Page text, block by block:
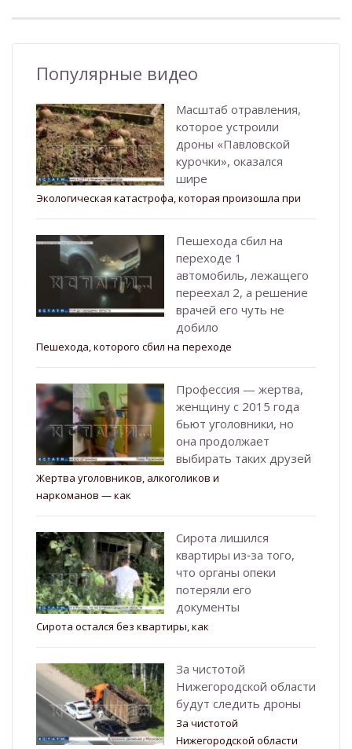
Популярные видео
Масштаб отравления,
которое устроили
дроны «Павловской
курочки», оказался
шире
Экологическая катастрофа, которая произошла при
Пешехода сбил на
переходе 1
автомобиль, лежащего
переехал 2, а решение
врачей его чуть не
добило
Пешехода, которого сбил на переходе
Профессия — жертва,
женщину с 2015 года
бьют уголовники, но
она продолжает
выбирать таких друзей
Жертва уголовников, алкоголиков и
наркоманов — как
Сирота лишился
квартиры из‑за того,
что органы опеки
потеряли его
документы
Сирота остался без квартиры, как
За чистотой
Нижегородской области
будут следить дроны
За чистотой
Нижегородской области